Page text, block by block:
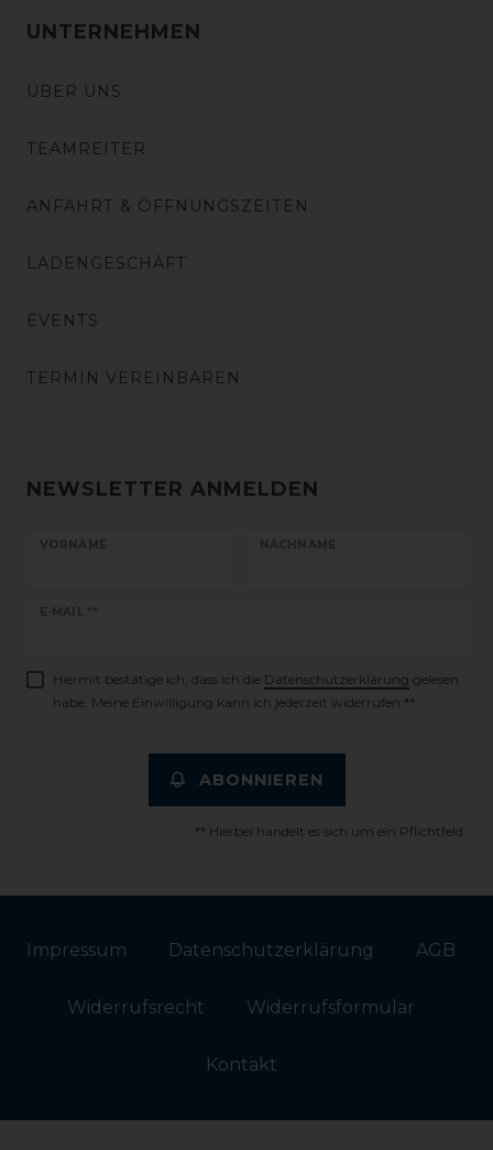
UNTERNEHMEN
ÜBER UNS
TEAMREITER
ANFAHRT & ÖFFNUNGSZEITEN
LADENGESCHÄFT
EVENTS
TERMIN VEREINBAREN
NEWSLETTER ANMELDEN
VORNAME NACHNAME
E-MAIL **
Newsletter
Hiermit bestätige ich, dass ich die Daten­schutz­erklärung gelesen
habe. Meine Einwilligung kann ich jederzeit widerrufen.**
ABONNIEREN
** Hierbei handelt es sich um ein Pflichtfeld.
Impressum Daten­schutz­erklärung AGB
Widerrufs­recht Widerrufs­formular
Kontakt